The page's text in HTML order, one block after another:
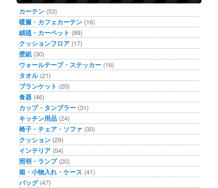
カーテン (53)
暖簾・カフェカーテン (16)
絨毯・カーペット (89)
クッションフロア (17)
壁紙 (30)
ウォールテープ・ステッカー (16)
タオル(21)
ブランケット (20)
食器 (46)
カップ・タンブラー (31)
キッチン用品 (24)
椅子・チェア・ソファ (30)
クッション (29)
インテリア (54)
照明・ランプ(20)
箱・小物入れ・ケース (41)
バッグ(47)